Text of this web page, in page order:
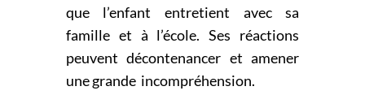
que l’enfant entretient avec sa
famille et à l’école. Ses réactions
peuvent décontenancer et amener
une grande incompréhension.